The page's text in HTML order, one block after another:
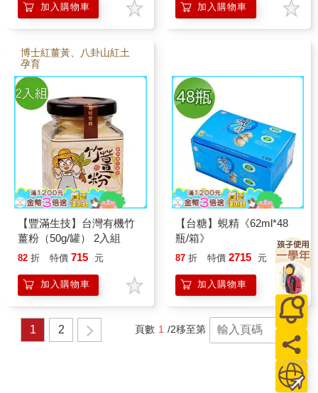
加入購物車 加入購物車
博士紅薑黃、八卦山紅土
孕育
【豐滿生技】台灣有機竹
薑粉（50g/罐） 2入組
82 折 特價 715 元
加入購物車
【台糖】蜆精《62ml*48
瓶/箱》
87 折 特價 2715 元
加入購物車
1 2 頁數 1 /2移至第